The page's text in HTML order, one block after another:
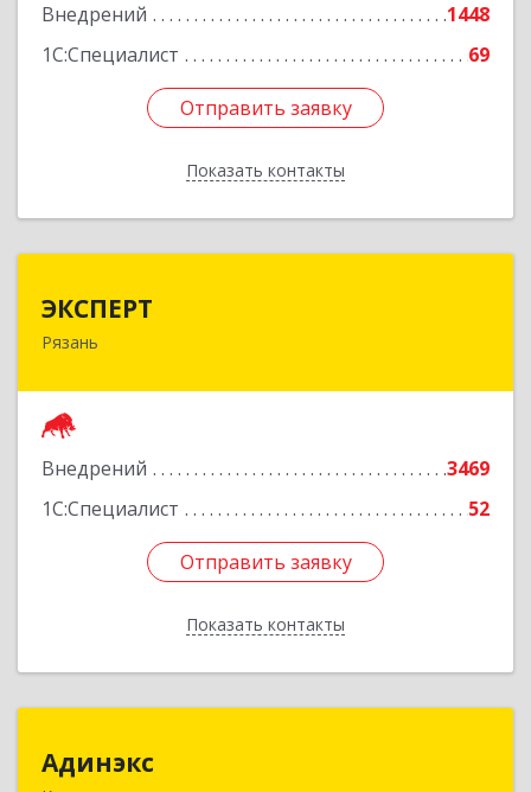
Внедрений
1448
1С:Специалист
69
Отправить заявку
Показать контакты
Отправить заявку
Назад
ЭКСПЕРТ
Рязань
Внедрений
3469
1С:Специалист
52
Отправить заявку
Показать контакты
390000, Рязанская обл, Рязань г, Сенная ул, дом
Отправить заявку
Назад
Адинэкс